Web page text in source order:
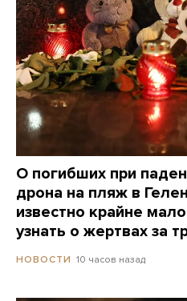
О погибших при
дрона на пляж в
известно крайне
узнать о жертвах за
НОВОСТИ 10 часов назад